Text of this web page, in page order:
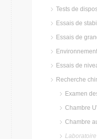
Tests de
Essais de
Essais de
Essais de
Recherche
Examen
Chambre
Chambre